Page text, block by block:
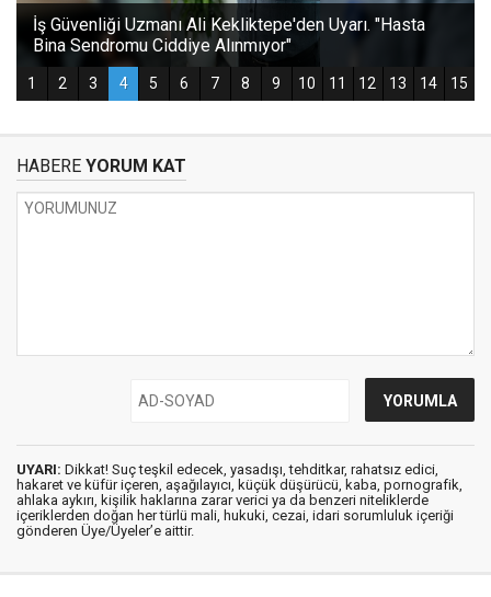
HABERE YORUM KAT
UYARI: Dikkat! Suç teşkil edecek, yasadışı, tehditkar, rahatsız edici,
hakaret ve küfür içeren, aşağılayıcı, küçük düşürücü, kaba, pornografik,
ahlaka aykırı, kişilik haklarına zarar verici ya da benzeri niteliklerde
içeriklerden doğan her türlü mali, hukuki, cezai, idari sorumluluk içeriği
gönderen Üye/Üyeler’e aittir.